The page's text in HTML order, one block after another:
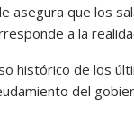
asegura que los
a la
histórico de los
del